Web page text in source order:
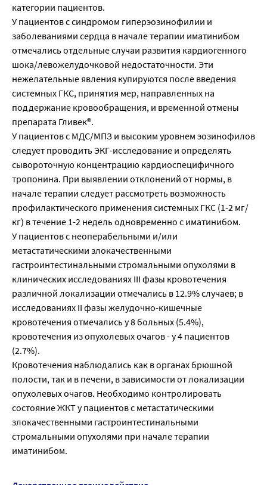
категории пациентов.
У пациентов с синдромом гиперэозинофилии и
заболеваниями сердца в начале терапии иматинибом
отмечались отдельные случаи развития кардиогенного
шока/левожелудочковой недостаточности. Эти
нежелательные явления купируются после введения
системных ГКС, принятия мер, направленных на
поддержание кровообращения, и временной отмены
препарата Гливек®.
У пациентов с МДС/МПЗ и высоким уровнем эозинофилов
следует проводить ЭКГ-исследование и определять
сывороточную концентрацию кардиоспецифичного
тропонина. При выявлении отклонений от нормы, в
начале терапии следует рассмотреть возможность
профилактического применения системных ГКС (1-2 мг/
кг) в течение 1-2 недель одновременно с иматинибом.
У пациентов с неоперабельными и/или
метастатическими злокачественными
гастроинтестинальными стромальными опухолями в
клинических исследованиях III фазы кровотечения
различной локализации отмечались в 12.9% случаев; в
исследованиях II фазы желудочно-кишечные
кровотечения отмечались у 8 больных (5.4%),
кровотечения из опухолевых очагов - у 4 пациентов
(2.7%).
Кровотечения наблюдались как в органах брюшной
полости, так и в печени, в зависимости от локализации
опухолевых очагов. Необходимо контролировать
состояние ЖКТ у пациентов с метастатическими
злокачественными гастроинтестинальными
стромальными опухолями при начале терапии
иматинибом.